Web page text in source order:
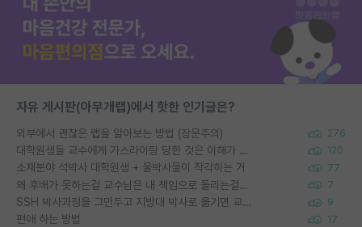
자유 게시판(아무개랩)에서 핫한 인기글은?
외부에서 괜찮은 랩을 알아보는 방법 (장문주의) 276
대학원생들 교수에게 가스라이팅 당한 것은 이해가 갑니다. 안타깝네요. 120
소재분야 석박사 대학원생 + 물박사들이 착각하는 거 77
왜 후배가 못하는걸 교수님은 내 책임으로 돌리는걸까요? 7
SSH 박사과정을 그만두고 지방대 박사로 옮기면 교수의 꿈은 끝일까요? 9
편애 하는 방법 17